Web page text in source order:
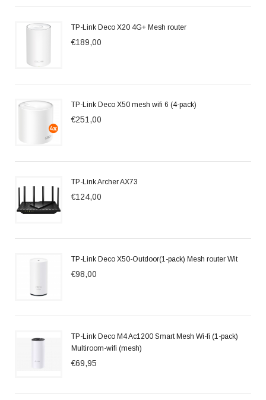
TP-Link Deco X20 4G+ Mesh router
€189,00
TP-Link Deco X50 mesh wifi 6 (4-pack)
€251,00
TP-Link Archer AX73
€124,00
TP-Link Deco X50-Outdoor(1-pack) Mesh router Wit
€98,00
TP-Link Deco M4 Ac1200 Smart Mesh Wi-fi (1-pack)
Multiroom-wifi (mesh)
€69,95